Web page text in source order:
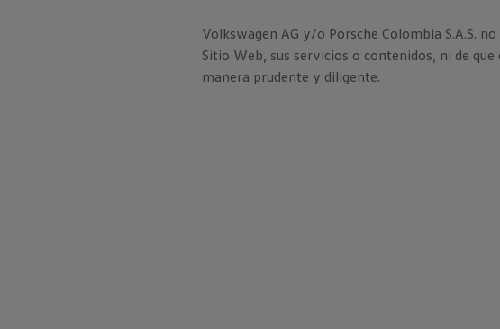
Volkswagen AG y/o Porsche Colombia S.A.S.
Sitio Web, sus servicios o contenidos, ni de
manera prudente y diligente.